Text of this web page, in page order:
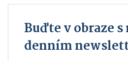
Buďte v obraze
denním